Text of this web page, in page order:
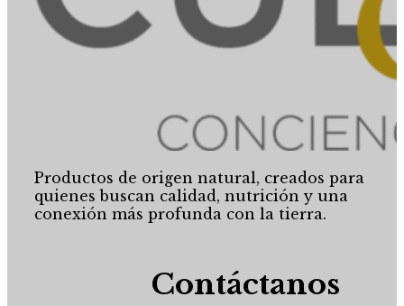
Productos de origen natural, creados para
quienes buscan calidad, nutrición y una
conexión más profunda con la tierra.
Contáctanos